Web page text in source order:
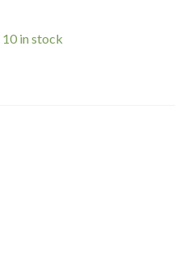
10 in stock